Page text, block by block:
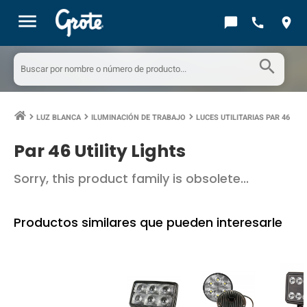
menu chat_bubble call location_on
search
keyboard_arrow_right LUZ BLANCA keyboard_arrow_right ILUMINACIÓN DE TRABAJO keyboard_arrow_right LUCES UTILITARIAS PAR 46
Par 46 Utility Lights
Sorry, this product family is obsolete...
Productos similares que pueden interesarle